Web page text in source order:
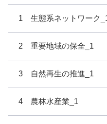
1 生態系ネットワーク
2 重要地域の保全_1
3 自然再生の推進_1
4 農林水産業_1